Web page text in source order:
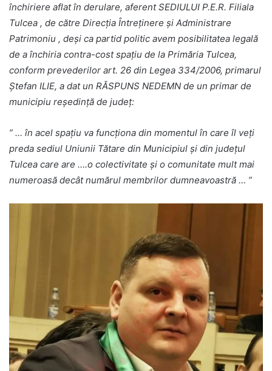
închiriere aflat în derulare, aferent SEDIULUI P.E.R. Filiala
Tulcea , de către Direcția Întreținere și Administrare
Patrimoniu , deși ca partid politic avem posibilitatea legală
de a închiria contra-cost spațiu de la Primăria Tulcea,
conform prevederilor art. 26 din Legea 334/2006, primarul
Ștefan ILIE, a dat un RĂSPUNS NEDEMN de un primar de
municipiu reședință de județ:
” … în acel spațiu va funcționa din momentul în care îl veți
preda sediul Uniunii Tătare din Municipiul și din județul
Tulcea care are ….o colectivitate și o comunitate mult mai
numeroasă decât numărul membrilor dumneavoastră … ”